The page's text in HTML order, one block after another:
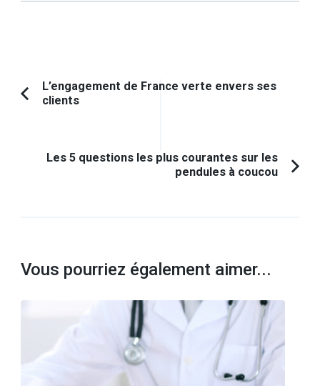
Navigation
d'article
Article
L’engagement de France verte envers ses
clients
Les 5 questions les plus courantes sur les
pendules à coucou
Vous pourriez également aimer...